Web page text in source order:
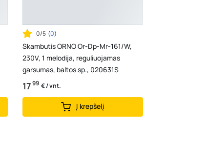
0/5 (0)
Skambutis ORNO Or-Dp-Mr-161/W,
230V, 1 melodija, reguliuojamas
garsumas, baltos sp., 020631S
1799 € / vnt.
Į krepšelį